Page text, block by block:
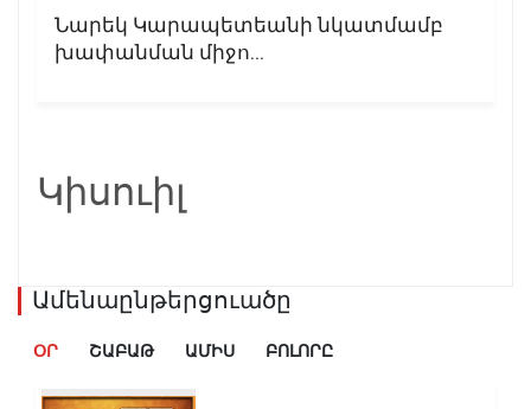
Նարեկ Կարապետեանի նկատմամբ
խափանման միջո...
Կիսուիլ
Ամենաընթերցուածը
ՕՐ ՇԱԲԱԹ ԱՄԻՍ ԲՈԼՈՐԸ